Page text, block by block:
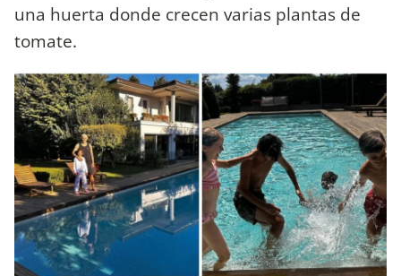
una huerta donde crecen varias plantas de
tomate.